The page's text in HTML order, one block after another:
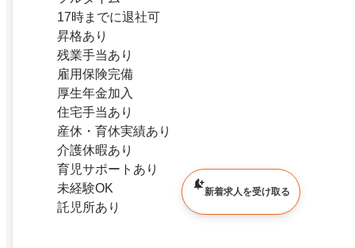
17時までに退社可
昇格あり
残業手当あり
雇用保険完備
厚生年金加入
住宅手当あり
産休・育休実績あり
介護休暇あり
育児サポートあり
未経験OK
託児所あり
新着求人を受け取る